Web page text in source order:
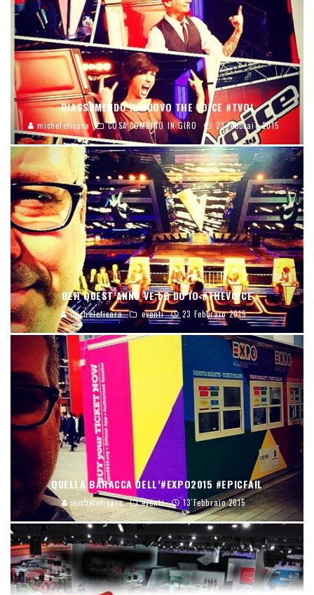
RIASSUMENDO IL NUOVO THE VOICE #TVOI
micheleficara COSA COMBINO IN GIRO 23 Febbraio 2015
BEH QUEST’ANNO VE LO DO IO #THEVOICE
micheleficara eventi 23 Febbraio 2015
QUELLA BARACCA DELL’#EXPO2015 #EPICFAIL
micheleficara eventi 13 Febbraio 2015